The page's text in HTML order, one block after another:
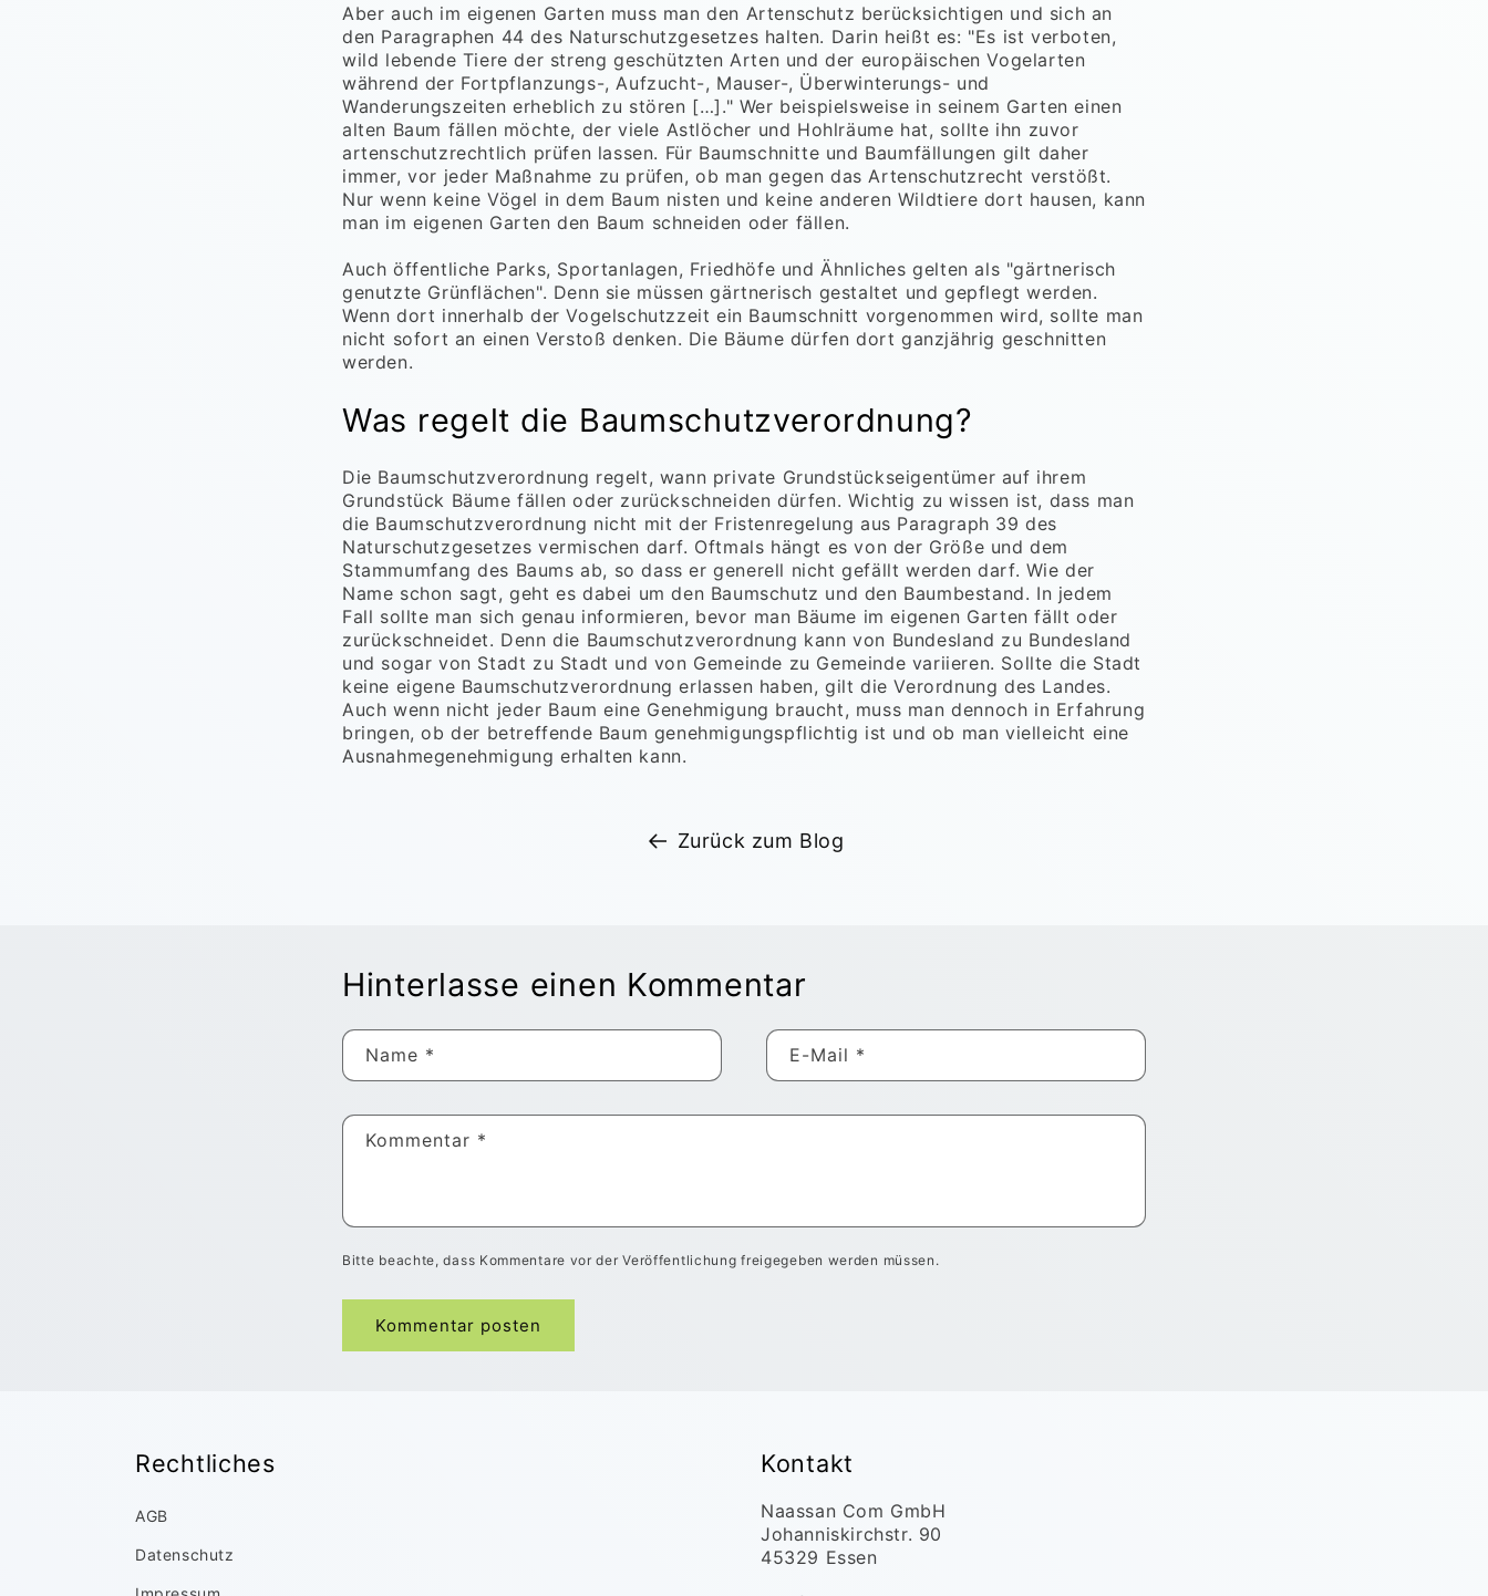
Aber auch im eigenen Garten muss man den Artenschutz berücksichtigen und sich an
den Paragraphen 44 des Naturschutzgesetzes halten. Darin heißt es: "Es ist verboten,
wild lebende Tiere der streng geschützten Arten und der europäischen Vogelarten
während der Fortpflanzungs-, Aufzucht-, Mauser-, Überwinterungs- und
Wanderungszeiten erheblich zu stören […]." Wer beispielsweise in seinem Garten einen
alten Baum fällen möchte, der viele Astlöcher und Hohlräume hat, sollte ihn zuvor
artenschutzrechtlich prüfen lassen. Für Baumschnitte und Baumfällungen gilt daher
immer, vor jeder Maßnahme zu prüfen, ob man gegen das Artenschutzrecht verstößt.
Nur wenn keine Vögel in dem Baum nisten und keine anderen Wildtiere dort hausen, kann
man im eigenen Garten den Baum schneiden oder fällen.
Auch öffentliche Parks, Sportanlagen, Friedhöfe und Ähnliches gelten als "gärtnerisch
genutzte Grünflächen". Denn sie müssen gärtnerisch gestaltet und gepflegt werden.
Wenn dort innerhalb der Vogelschutzzeit ein Baumschnitt vorgenommen wird, sollte man
nicht sofort an einen Verstoß denken. Die Bäume dürfen dort ganzjährig geschnitten
werden.
Was regelt die Baumschutzverordnung?
Die Baumschutzverordnung regelt, wann private Grundstückseigentümer auf ihrem
Grundstück Bäume fällen oder zurückschneiden dürfen. Wichtig zu wissen ist, dass man
die Baumschutzverordnung nicht mit der Fristenregelung aus Paragraph 39 des
Naturschutzgesetzes vermischen darf. Oftmals hängt es von der Größe und dem
Stammumfang des Baums ab, so dass er generell nicht gefällt werden darf. Wie der
Name schon sagt, geht es dabei um den Baumschutz und den Baumbestand. In jedem
Fall sollte man sich genau informieren, bevor man Bäume im eigenen Garten fällt oder
zurückschneidet. Denn die Baumschutzverordnung kann von Bundesland zu Bundesland
und sogar von Stadt zu Stadt und von Gemeinde zu Gemeinde variieren. Sollte die Stadt
keine eigene Baumschutzverordnung erlassen haben, gilt die Verordnung des Landes.
Auch wenn nicht jeder Baum eine Genehmigung braucht, muss man dennoch in Erfahrung
bringen, ob der betreffende Baum genehmigungspflichtig ist und ob man vielleicht eine
Ausnahmegenehmigung erhalten kann.
Zurück zum Blog
Hinterlasse einen Kommentar
Name * E-Mail *
Kommentar *
Bitte beachte, dass Kommentare vor der Veröffentlichung freigegeben werden müssen.
Rechtliches
AGB
Datenschutz
Kontakt
Naassan Com GmbH
Johanniskirchstr. 90
45329 Essen